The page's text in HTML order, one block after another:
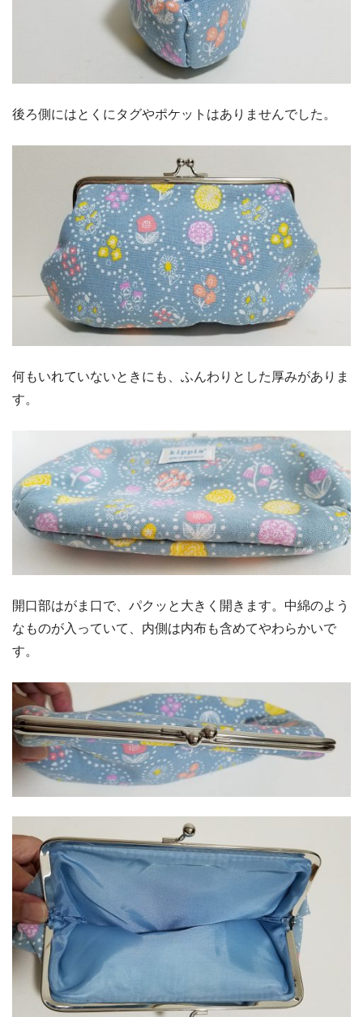
後ろ側にはとくにタグやポケットはありませんでした。
何もいれていないときにも、ふんわりとした厚みがありま
す。
開口部はがま口で、パクッと大きく開きます。中綿のよう
なものが入っていて、内側は内布も含めてやわらかいで
す。